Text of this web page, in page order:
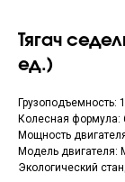
Тягач
ед.)
Грузоподъемность:
Колесная формула:
Мощность
Модель двигателя:
Экологический